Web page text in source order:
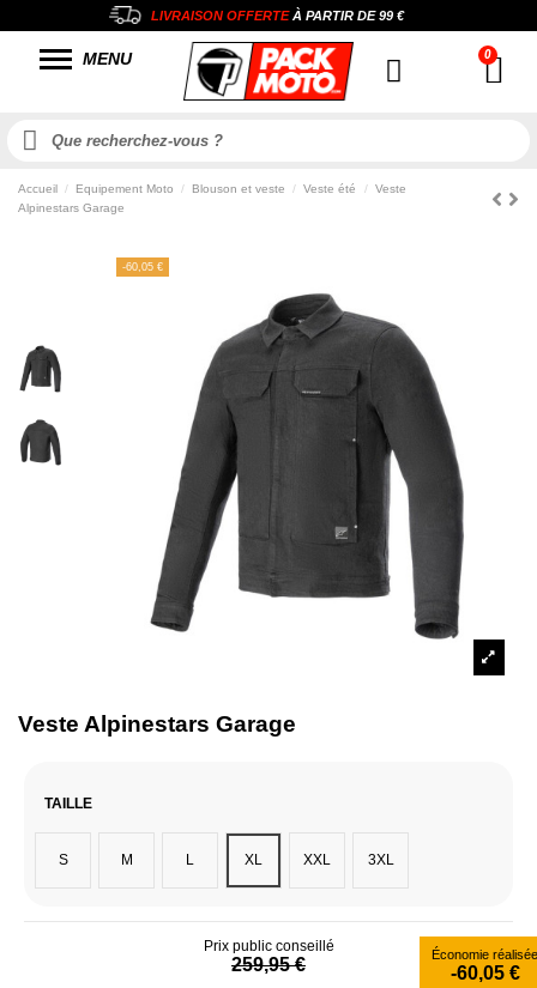
LIVRAISON OFFERTEÀ PARTIR DE99 €
MENU
Accueil Equipement Moto Blouson et veste Veste été
Veste
Alpinestars Garage
-60,05 €
Veste Alpinestars Garage
TAILLE
S M L XL XXL 3XL
Prix public conseillé
259,95 € Économie réalisée
-60,05 €